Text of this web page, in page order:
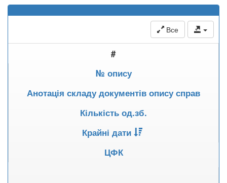
Все
#
№ опису
Анотація складу документів опису справ
Кількість од.зб.
Крайні дати
ЦФК